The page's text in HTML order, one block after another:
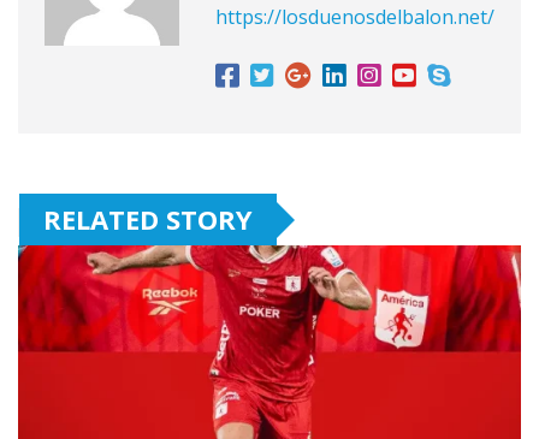
https://losduenosdelbalon.net/
RELATED STORY